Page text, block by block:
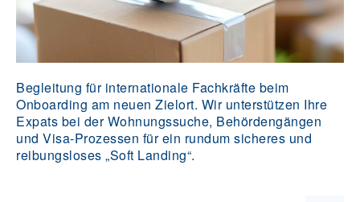
Begleitung für internationale Fachkräfte beim
Onboarding am neuen Zielort. Wir unterstützen Ihre
Expats bei der Wohnungssuche, Behördengängen
und Visa-Prozessen für ein rundum sicheres und
reibungsloses „Soft Landing“.